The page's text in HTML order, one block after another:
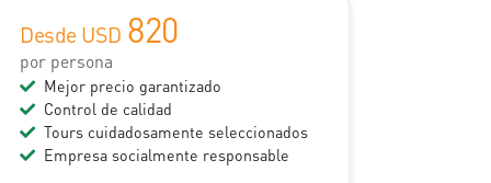
Desde USD 820
por persona
Mejor precio garantizado
Control de calidad
Tours cuidadosamente seleccionados
Empresa socialmente responsable